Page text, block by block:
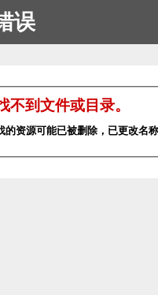
误
不到文件或目录。
的资源可能已被删除，已更改名